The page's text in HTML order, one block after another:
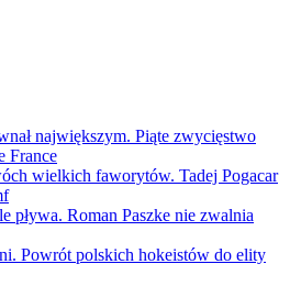
największym. Piąte zwycięstwo
France
wielkich faworytów. Tadej Pogacar
pływa. Roman Paszke nie zwalnia
Powrót polskich hokeistów do elity